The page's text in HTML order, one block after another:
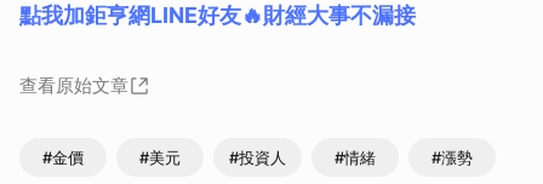
點我加鉅亨網LINE好友🔥財經大事不漏接
查看原始文章
#金價 #美元 #投資人 #情緒 #漲勢